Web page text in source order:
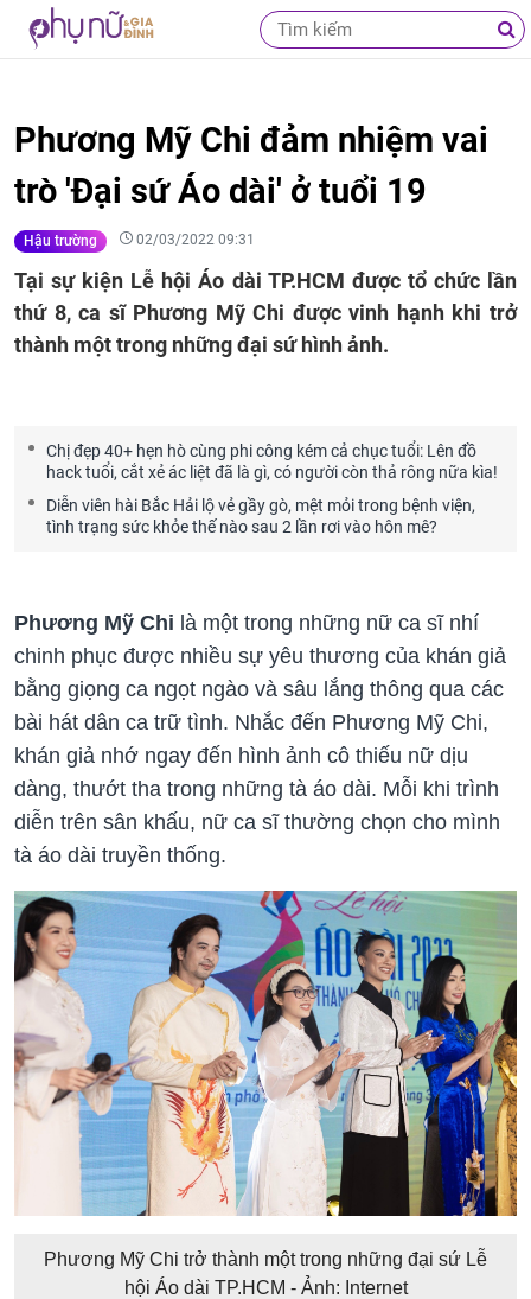
Phương Mỹ Chi đảm nhiệm vai
trò 'Đại sứ Áo dài' ở tuổi 19
Hậu trường 02/03/2022 09:31
Tại sự kiện Lễ hội Áo dài TP.HCM được tổ chức lần
thứ 8, ca sĩ Phương Mỹ Chi được vinh hạnh khi trở
thành một trong những đại sứ hình ảnh.
Chị đẹp 40+ hẹn hò cùng phi công kém cả chục tuổi: Lên đồ
hack tuổi, cắt xẻ ác liệt đã là gì, có người còn thả rông nữa kìa!
Diễn viên hài Bắc Hải lộ vẻ gầy gò, mệt mỏi trong bệnh viện,
tình trạng sức khỏe thế nào sau 2 lần rơi vào hôn mê?
Phương Mỹ Chi là một trong những nữ ca sĩ nhí
chinh phục được nhiều sự yêu thương của khán giả
bằng giọng ca ngọt ngào và sâu lắng thông qua các
bài hát dân ca trữ tình. Nhắc đến Phương Mỹ Chi,
khán giả nhớ ngay đến hình ảnh cô thiếu nữ dịu
dàng, thướt tha trong những tà áo dài. Mỗi khi trình
diễn trên sân khấu, nữ ca sĩ thường chọn cho mình
tà áo dài truyền thống.
Phương Mỹ Chi trở thành một trong những đại sứ Lễ
hội Áo dài TP.HCM - Ảnh: Internet